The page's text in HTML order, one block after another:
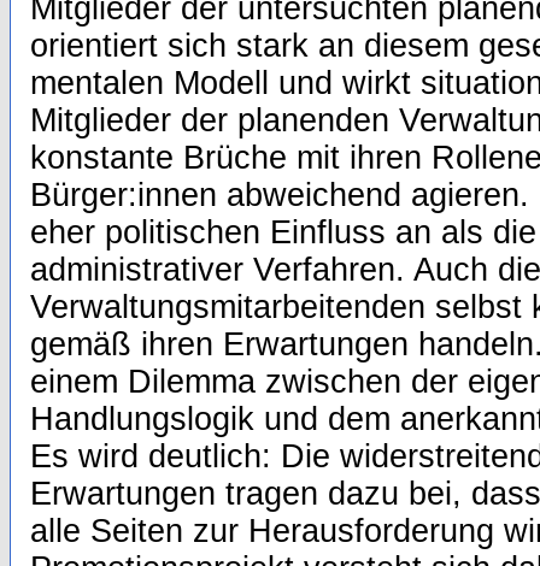
Mitglieder der untersuchten
orientiert sich stark an diesem
mentalen Modell und wirkt
Mitglieder der planenden
konstante Brüche mit ihren
Bürger:innen abweichend
eher politischen Einfluss an als
administrativer Verfahren. Auch die
Verwaltungsmitarbeitenden selbst
gemäß ihren Erwartungen
einem Dilemma zwischen der
Handlungslogik und dem
Es wird deutlich: Die
Erwartungen tragen dazu bei,
alle Seiten zur Herausforderung